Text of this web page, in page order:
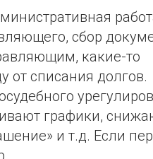
сбор
какие-то
от списания долгов.
графики,
и т.д. Если